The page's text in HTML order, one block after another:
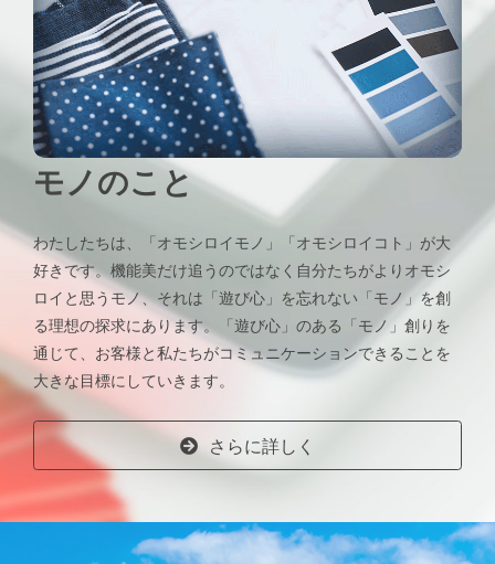
モノのこと
わたしたちは、「オモシロイモノ」「オモシロイコト」が大
好きです。機能美だけ追うのではなく自分たちがよりオモシ
ロイと思うモノ、それは「遊び心」を忘れない「モノ」を創
る理想の探求にあります。「遊び心」のある「モノ」創りを
通じて、お客様と私たちがコミュニケーションできることを
大きな目標にしていきます。
さらに詳しく